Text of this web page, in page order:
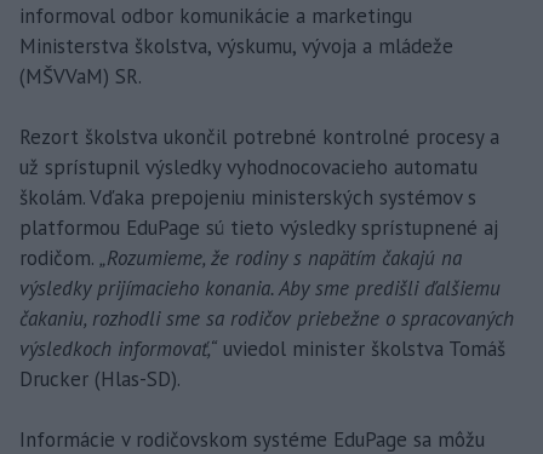
informoval odbor komunikácie a marketingu
Ministerstva školstva, výskumu, vývoja a mládeže
(MŠVVaM) SR.
Rezort školstva ukončil potrebné kontrolné procesy a
už sprístupnil výsledky vyhodnocovacieho automatu
školám. Vďaka prepojeniu ministerských systémov s
platformou EduPage sú tieto výsledky sprístupnené aj
rodičom. „Rozumieme, že rodiny s napätím čakajú na
výsledky prijímacieho konania. Aby sme predišli ďalšiemu
čakaniu, rozhodli sme sa rodičov priebežne o spracovaných
výsledkoch informovať,“ uviedol minister školstva Tomáš
Drucker (Hlas-SD).
Informácie v rodičovskom systéme EduPage sa môžu